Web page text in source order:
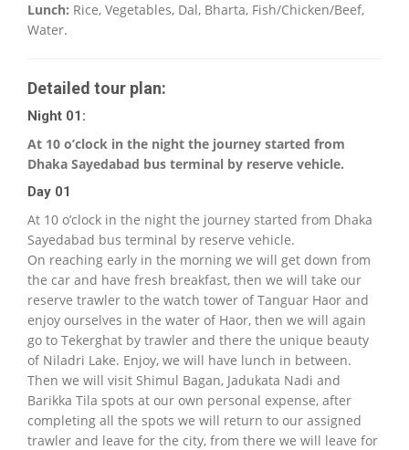
Lunch: Rice, Vegetables, Dal, Bharta, Fish/Chicken/Beef,
Water.
Detailed tour plan:
Night 01:
At 10 o’clock in the night the journey started from
Dhaka Sayedabad bus terminal by reserve vehicle.
Day 01
At 10 o’clock in the night the journey started from Dhaka
Sayedabad bus terminal by reserve vehicle.
On reaching early in the morning we will get down from
the car and have fresh breakfast, then we will take our
reserve trawler to the watch tower of Tanguar Haor and
enjoy ourselves in the water of Haor, then we will again
go to Tekerghat by trawler and there the unique beauty
of Niladri Lake. Enjoy, we will have lunch in between.
Then we will visit Shimul Bagan, Jadukata Nadi and
Barikka Tila spots at our own personal expense, after
completing all the spots we will return to our assigned
trawler and leave for the city, from there we will leave for